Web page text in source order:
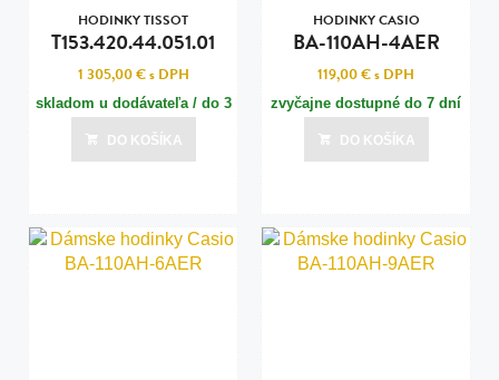
HODINKY TISSOT
T153.420.44.051.01
1 305,00 €s DPH
skladom u dodávateľa / do 3
dní
Posledná aktualizácia dnes o 03:00
DO KOŠÍKA
HODINKY CASIO
BA-110AH-4AER
119,00 €s DPH
zvyčajne dostupné do 7 dní
DO KOŠÍKA